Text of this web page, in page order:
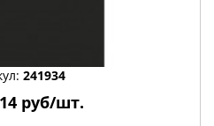
241934
руб/шт.